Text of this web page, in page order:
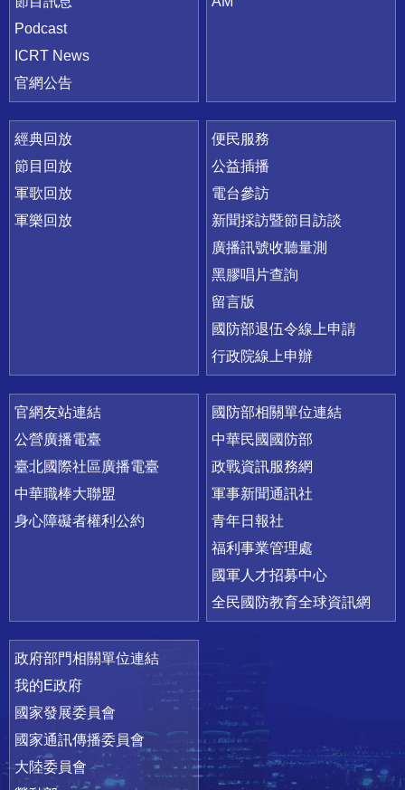
Podcast
ICRT News
官網公告
經典回放
節目回放
軍歌回放
軍樂回放
便民服務
公益插播
電台參訪
新聞採訪暨節目訪談
廣播訊號收聽量測
黑膠唱片查詢
留言版
國防部退伍令線上申請
行政院線上申辦
官網友站連結
公營廣播電臺
臺北國際社區廣播電臺
中華職棒大聯盟
身心障礙者權利公約
國防部相關單位連結
中華民國國防部
政戰資訊服務網
軍事新聞通訊社
青年日報社
福利事業管理處
國軍人才招募中心
全民國防教育全球資訊網
政府部門相關單位連結
我的E政府
國家發展委員會
國家通訊傳播委員會
大陸委員會